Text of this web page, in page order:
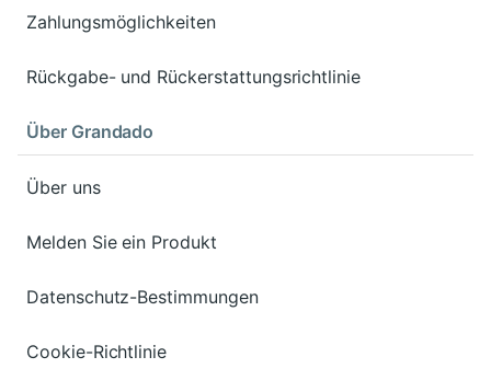
Zahlungsmöglichkeiten
Rückgabe- und Rückerstattungsrichtlinie
Über Grandado
Über uns
Melden Sie ein Produkt
Datenschutz-Bestimmungen
Cookie-Richtlinie